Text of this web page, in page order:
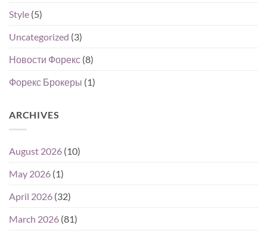
Style (5)
Uncategorized (3)
Новости Форекс (8)
Форекс Брокеры (1)
ARCHIVES
August 2026 (10)
May 2026 (1)
April 2026 (32)
March 2026 (81)